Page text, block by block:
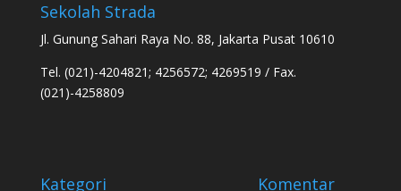
Sekolah Strada
Jl. Gunung Sahari Raya No. 88, Jakarta Pusat 10610
Tel. (021)-4204821; 4256572; 4269519 / Fax.
(021)-4258809
Kategori Komentar